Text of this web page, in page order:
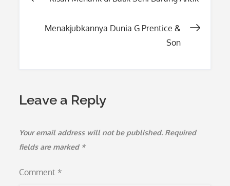
navigation
Menakjubkannya Dunia G Prentice &
Son
Leave a Reply
Your email address will not be published. Required
fields are marked *
Comment *